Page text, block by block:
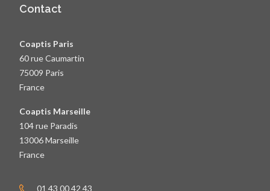
Contact
Coaptis Paris
60 rue Caumartin
75009 Paris
France
Coaptis Marseille
104 rue Paradis
13006 Marseille
France
01 43 00 42 43